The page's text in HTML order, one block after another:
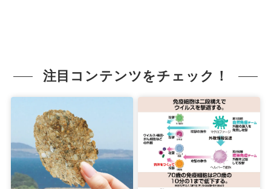
注目コンテンツをチェック！